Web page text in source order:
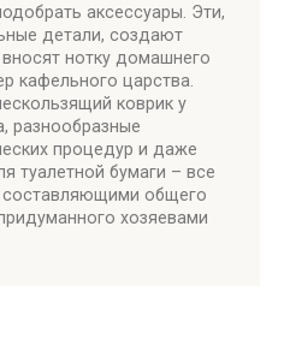
аксессуары. Эти,
детали, создают
нотку домашнего
кафельного царства.
коврик у
разнообразные
процедур и даже
туалетной бумаги – все
составляющими общего
хозяевами